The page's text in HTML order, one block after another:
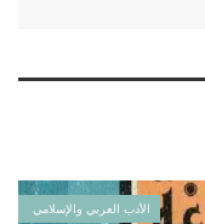
الأدب العربي والإسلامي